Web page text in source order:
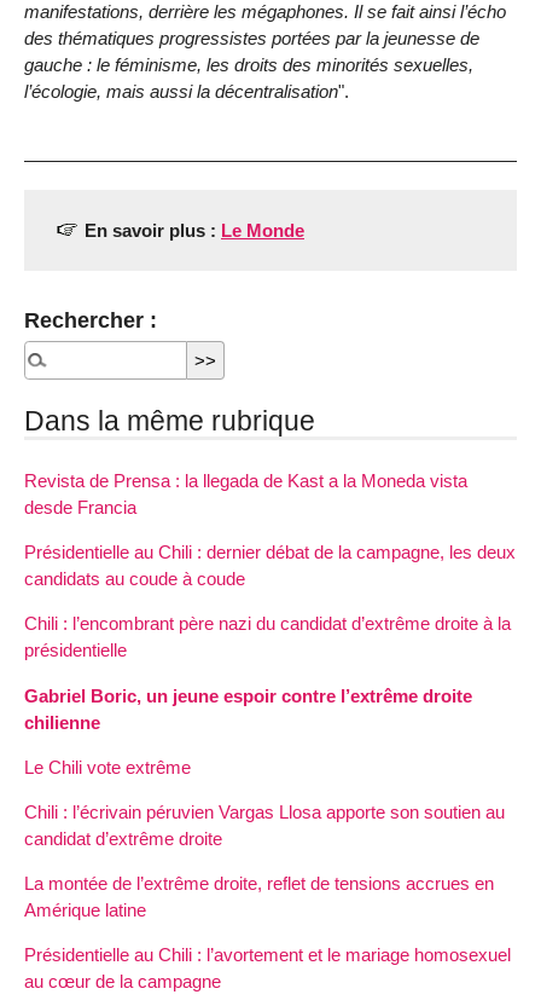
manifestations, derrière les mégaphones. Il se fait ainsi l’écho
des thématiques progressistes portées par la jeunesse de
gauche : le féminisme, les droits des minorités sexuelles,
l’écologie, mais aussi la décentralisation".
En savoir plus : Le Monde
Rechercher :
Dans la même rubrique
Revista de Prensa : la llegada de Kast a la Moneda vista
desde Francia
Présidentielle au Chili : dernier débat de la campagne, les deux
candidats au coude à coude
Chili : l’encombrant père nazi du candidat d’extrême droite à la
présidentielle
Gabriel Boric, un jeune espoir contre l’extrême droite
chilienne
Le Chili vote extrême
Chili : l’écrivain péruvien Vargas Llosa apporte son soutien au
candidat d’extrême droite
La montée de l’extrême droite, reflet de tensions accrues en
Amérique latine
Présidentielle au Chili : l’avortement et le mariage homosexuel
au cœur de la campagne